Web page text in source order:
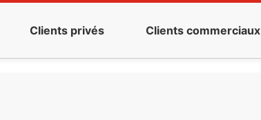
Clients privés Clients commerciaux